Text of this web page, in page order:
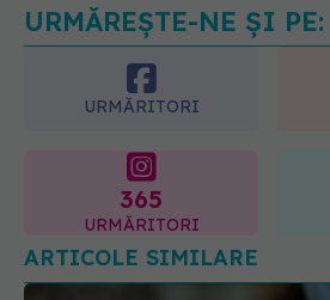
URMĂREȘTE-NE ȘI PE:
URMĂRITORI
365
URMĂRITORI
ARTICOLE SIMILARE